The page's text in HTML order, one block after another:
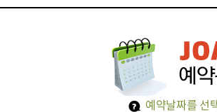
예약날짜를 선